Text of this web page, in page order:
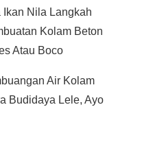
Nila Langkah
Kolam Beton
Atau Boco
Air Kolam
Budidaya Lele, Ayo